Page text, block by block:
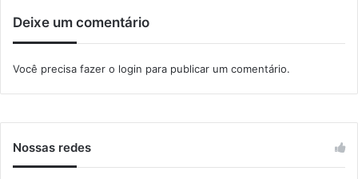
c
d
e
m
Deixe um comentário
Você precisa fazer o login para publicar um comentário.
Nossas redes